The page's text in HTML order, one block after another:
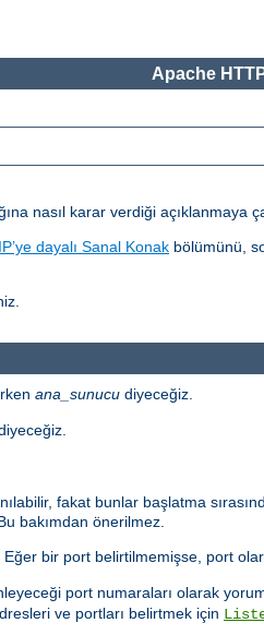
Apache
nasıl karar verdiği açıklanmaya
dayalı Sanal Konak bölümünü,
ana_sunucu diyeceğiz.
fakat bunlar başlatma
bakımdan önerilmez.
bir port belirtilmemişse, port
port numaraları olarak
ve portları belirtmek için